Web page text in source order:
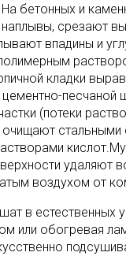
бетонных и
срезают
впадины и
кладки
песчаной
(потеки
стальными
удаляют
воздухом от
в естественных
или обогревая